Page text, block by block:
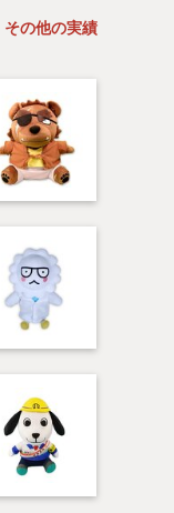
その他の実績